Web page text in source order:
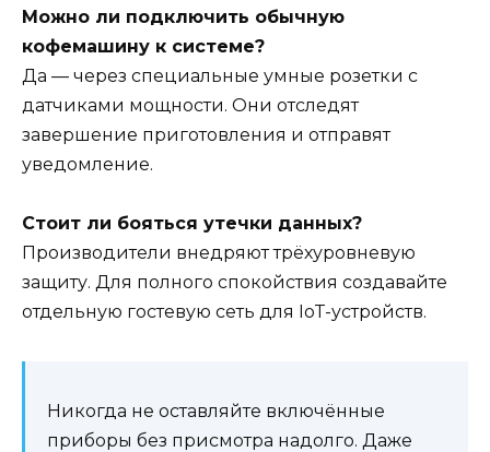
Можно ли подключить обычную
кофемашину к системе?
Да — через специальные умные розетки с
датчиками мощности. Они отследят
завершение приготовления и отправят
уведомление.
Стоит ли бояться утечки данных?
Производители внедряют трёхуровневую
защиту. Для полного спокойствия создавайте
отдельную гостевую сеть для IoT-устройств.
Никогда не оставляйте включённые
приборы без присмотра надолго. Даже